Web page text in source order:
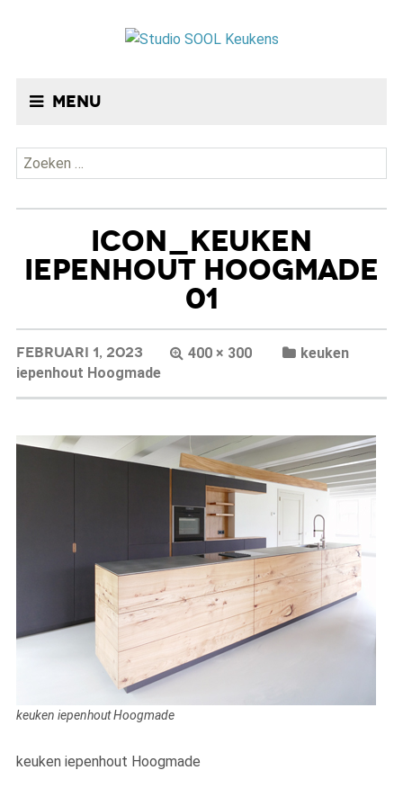
Menu
Zoeken
naar:
ICON_KEUKEN
IEPENHOUT HOOGMADE
01
FEBRUARI 1, 2023 400 × 300
keuken
iepenhout Hoogmade
keuken iepenhout Hoogmade
keuken iepenhout Hoogmade